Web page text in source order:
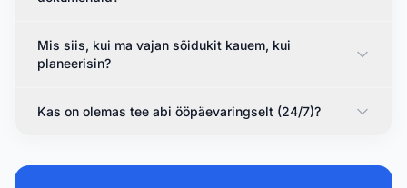
Mis siis, kui ma vajan sõidukit kauem, kui
planeerisin?
Kas on olemas tee abi ööpäevaringselt (24/7)?